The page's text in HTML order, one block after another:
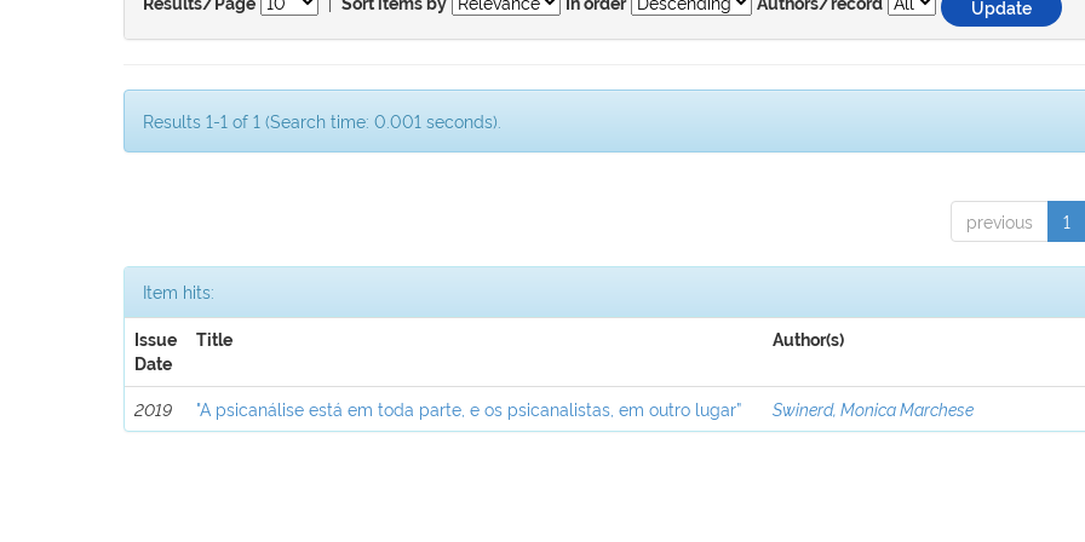
Results/Page Sort items by In order Authors/record
Results 1-1 of 1 (Search time: 0.001 seconds).
previous 1
Item hits:
Issue
Date
Title Author(s)
2019 "A psicanálise está em toda parte, e os psicanalistas, em outro lugar” Swinerd, Monica Marchese